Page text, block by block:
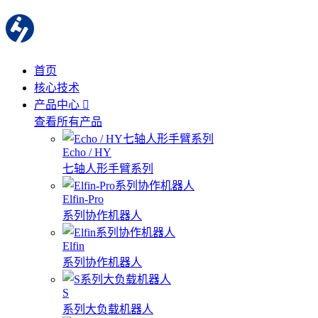
首页
核心技术
产品中心
查看所有产品
Echo / HY
七轴人形手臂系列
Elfin-Pro
系列协作机器人
Elfin
系列协作机器人
S
系列大负载机器人